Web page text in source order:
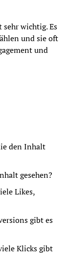
wichtig. Es
und sie oft
und
den Inhalt
gesehen?
Likes,
gibt es
Klicks gibt